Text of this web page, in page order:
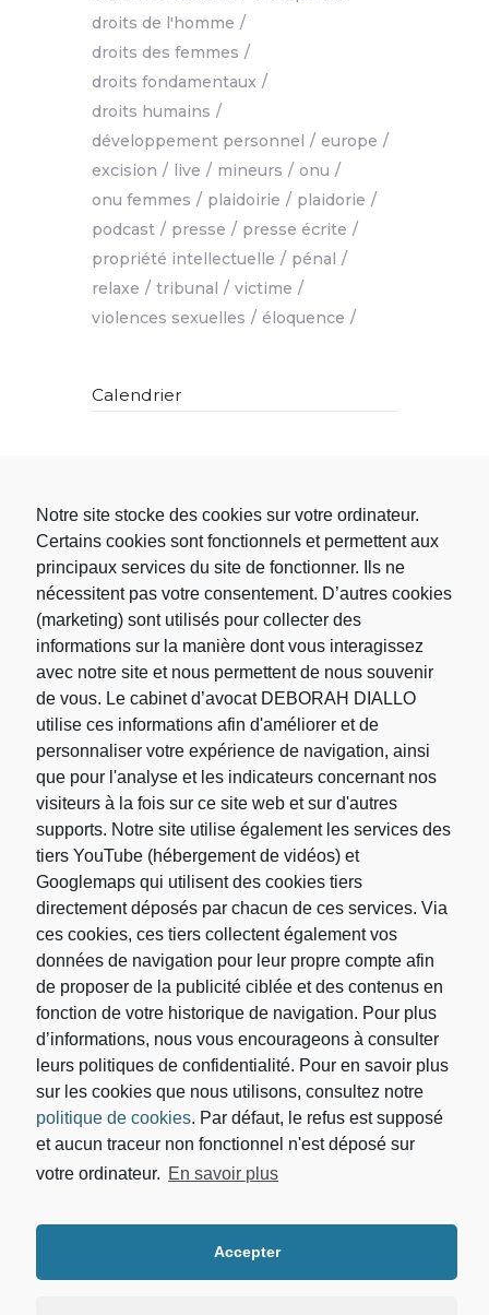
Notre site stocke des cookies sur votre ordinateur.
Certains cookies sont fonctionnels et permettent aux
principaux services du site de fonctionner. Ils ne
nécessitent pas votre consentement. D’autres cookies
(marketing) sont utilisés pour collecter des
informations sur la manière dont vous interagissez
avec notre site et nous permettent de nous souvenir
de vous. Le cabinet d’avocat DEBORAH DIALLO
utilise ces informations afin d'améliorer et de
personnaliser votre expérience de navigation, ainsi
que pour l'analyse et les indicateurs concernant nos
visiteurs à la fois sur ce site web et sur d'autres
supports. Notre site utilise également les services des
tiers YouTube (hébergement de vidéos) et
Googlemaps qui utilisent des cookies tiers
directement déposés par chacun de ces services. Via
ces cookies, ces tiers collectent également vos
données de navigation pour leur propre compte afin
de proposer de la publicité ciblée et des contenus en
fonction de votre historique de navigation. Pour plus
d’informations, nous vous encourageons à consulter
leurs politiques de confidentialité. Pour en savoir plus
sur les cookies que nous utilisons, consultez notre
politique de cookies. Par défaut, le refus est supposé
et aucun traceur non fonctionnel n'est déposé sur
votre ordinateur. En savoir plus
Accepter
droits de l'homme
droits des femmes
droits fondamentaux
droits humains
développement personnel
europe
excision
live mineurs
onu
onu femmes
plaidoirie
plaidorie
podcast
presse
presse écrite
propriété intellectuelle
pénal
relaxe
tribunal
victime
violences sexuelles
éloquence
Calendrier
3
4 5 6 7 8
9
10
11 12 13 14 15
16
17
18 19 20 21 22
23
24
25 26 27 28 29
30
31
Rechercher
Rechercher :
Votre adresse de messagerie est uniquement utilisée
pour vous envoyer les lettres d'information du
Cabinet d’avocat DEBORAH DIALLO. Vous pouvez
à tout moment utiliser le lien de désabonnement
intégré dans la newsletter. Pour en savoir plus sur la
CABINET